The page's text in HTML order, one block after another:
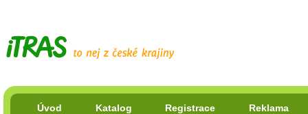
Úvod Katalog Registrace Reklama